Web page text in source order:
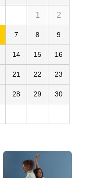
1 2
7 8 9
14 15 16
21 22 23
28 29 30